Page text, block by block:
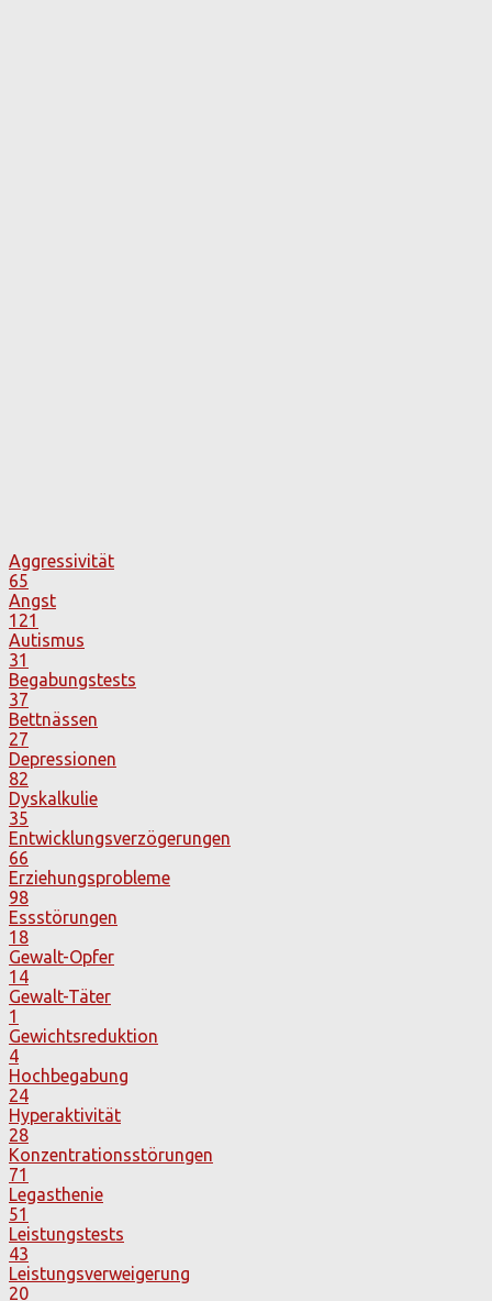
Aggressivität
65
Angst
121
Autismus
31
Begabungstests
37
Bettnässen
27
Depressionen
82
Dyskalkulie
35
Entwicklungsverzögerungen
66
Erziehungsprobleme
98
Essstörungen
18
Gewalt-Opfer
14
Gewalt-Täter
1
Gewichtsreduktion
4
Hochbegabung
24
Hyperaktivität
28
Konzentrationsstörungen
71
Legasthenie
51
Leistungstests
43
Leistungsverweigerung
20